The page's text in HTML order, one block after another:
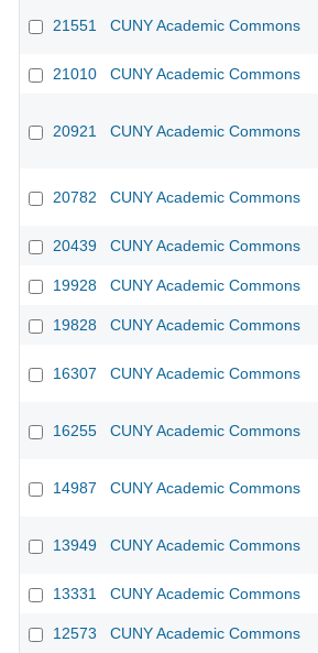
21551 CUNY Academic Commons
21010 CUNY Academic Commons
20921 CUNY Academic Commons
20782 CUNY Academic Commons
20439 CUNY Academic Commons
19928 CUNY Academic Commons
19828 CUNY Academic Commons
16307 CUNY Academic Commons
16255 CUNY Academic Commons
14987 CUNY Academic Commons
13949 CUNY Academic Commons
13331 CUNY Academic Commons
12573 CUNY Academic Commons